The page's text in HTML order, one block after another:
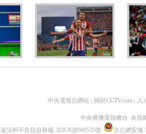
中央電視台網站 | 關於CCTV.com | 人
中央廣播電視總台 央視
違法和不良信息舉報 京ICP證060535號
京公網安備